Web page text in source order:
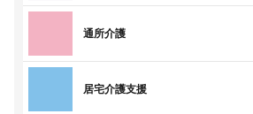
通所介護
居宅介護支援